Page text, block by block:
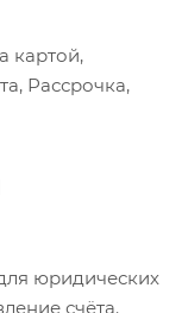
картой,
Рассрочка,
юридических
счёта.